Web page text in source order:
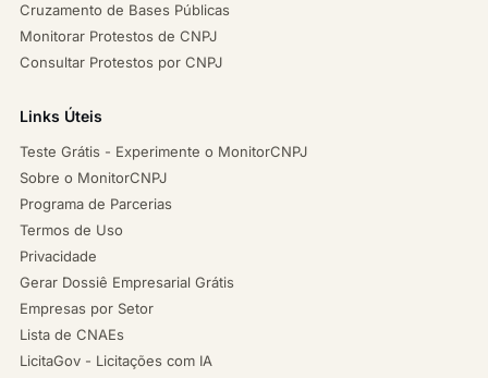
Cruzamento de Bases Públicas
Monitorar Protestos de CNPJ
Consultar Protestos por CNPJ
Links Úteis
Teste Grátis - Experimente o MonitorCNPJ
Sobre o MonitorCNPJ
Programa de Parcerias
Termos de Uso
Privacidade
Gerar Dossiê Empresarial Grátis
Empresas por Setor
Lista de CNAEs
LicitaGov - Licitações com IA